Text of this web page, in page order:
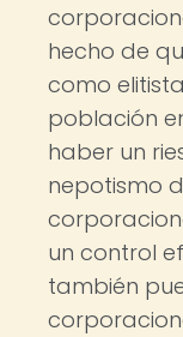
hecho de
como
población
haber un
nepotismo
un control
también